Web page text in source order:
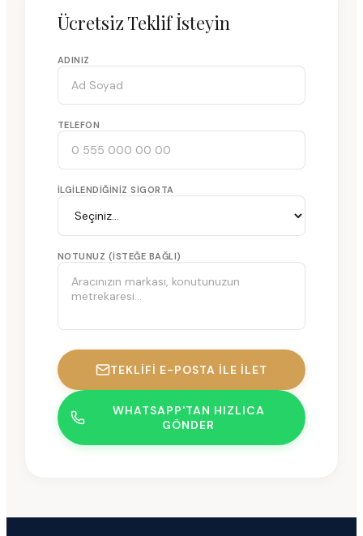
Ücretsiz Teklif İsteyin
ADINIZ
TELEFON
İLGILENDIĞINIZ SIGORTA
NOTUNUZ (ISTEĞE BAĞLI)
TEKLIFI E-POSTA ILE İLET
WHATSAPP'TAN HIZLICA
GÖNDER